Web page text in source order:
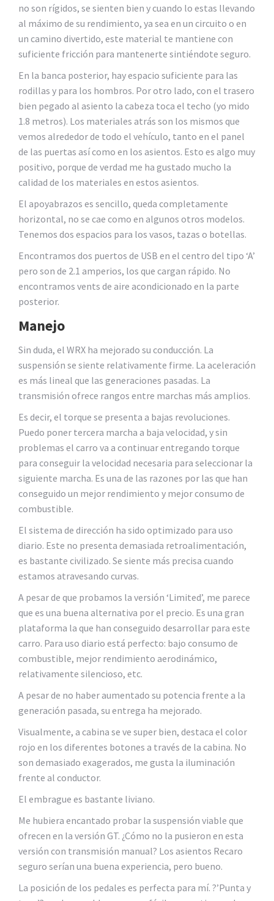
no son rígidos, se sienten bien y cuando lo estas llevando
al máximo de su rendimiento, ya sea en un circuito o en
un camino divertido, este material te mantiene con
suficiente fricción para mantenerte sintiéndote seguro.
En la banca posterior, hay espacio suficiente para las
rodillas y para los hombros. Por otro lado, con el trasero
bien pegado al asiento la cabeza toca el techo (yo mido
1.8 metros). Los materiales atrás son los mismos que
vemos alrededor de todo el vehículo, tanto en el panel
de las puertas así como en los asientos. Esto es algo muy
positivo, porque de verdad me ha gustado mucho la
calidad de los materiales en estos asientos.
El apoyabrazos es sencillo, queda completamente
horizontal, no se cae como en algunos otros modelos.
Tenemos dos espacios para los vasos, tazas o botellas.
Encontramos dos puertos de USB en el centro del tipo ‘A’
pero son de 2.1 amperios, los que cargan rápido. No
encontramos vents de aire acondicionado en la parte
posterior.
Manejo
Sin duda, el WRX ha mejorado su conducción. La
suspensión se siente relativamente firme. La aceleración
es más lineal que las generaciones pasadas. La
transmisión ofrece rangos entre marchas más amplios.
Es decir, el torque se presenta a bajas revoluciones.
Puedo poner tercera marcha a baja velocidad, y sin
problemas el carro va a continuar entregando torque
para conseguir la velocidad necesaria para seleccionar la
siguiente marcha. Es una de las razones por las que han
conseguido un mejor rendimiento y mejor consumo de
combustible.
El sistema de dirección ha sido optimizado para uso
diario. Este no presenta demasiada retroalimentación,
es bastante civilizado. Se siente más precisa cuando
estamos atravesando curvas.
A pesar de que probamos la versión ‘Limited’, me parece
que es una buena alternativa por el precio. Es una gran
plataforma la que han conseguido desarrollar para este
carro. Para uso diario está perfecto: bajo consumo de
combustible, mejor rendimiento aerodinámico,
relativamente silencioso, etc.
A pesar de no haber aumentado su potencia frente a la
generación pasada, su entrega ha mejorado.
Visualmente, a cabina se ve super bien, destaca el color
rojo en los diferentes botones a través de la cabina. No
son demasiado exagerados, me gusta la iluminación
frente al conductor.
El embrague es bastante liviano.
Me hubiera encantado probar la suspensión viable que
ofrecen en la versión GT. ¿Cómo no la pusieron en esta
versión con transmisión manual? Los asientos Recaro
seguro serían una buena experiencia, pero bueno.
La posición de los pedales es perfecta para mí. ?’Punta y